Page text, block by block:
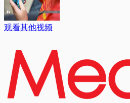
观看其他视频